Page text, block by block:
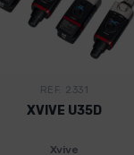
REF. 2331
XVIVE U35D
Xvive